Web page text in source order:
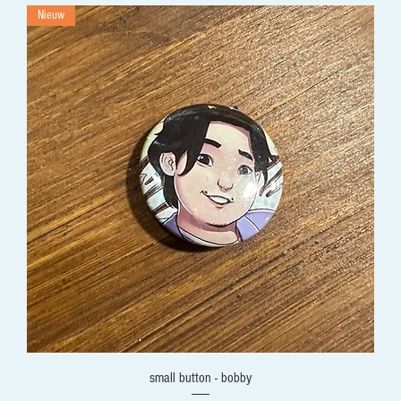
Nieuw
small button - bobby